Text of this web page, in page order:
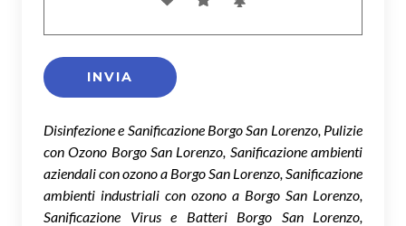
Disinfezione e Sanificazione Borgo San Lorenzo, Pulizie
con Ozono Borgo San Lorenzo, Sanificazione ambienti
aziendali con ozono a Borgo San Lorenzo, Sanificazione
ambienti industriali con ozono a Borgo San Lorenzo,
Sanificazione Virus e Batteri Borgo San Lorenzo,